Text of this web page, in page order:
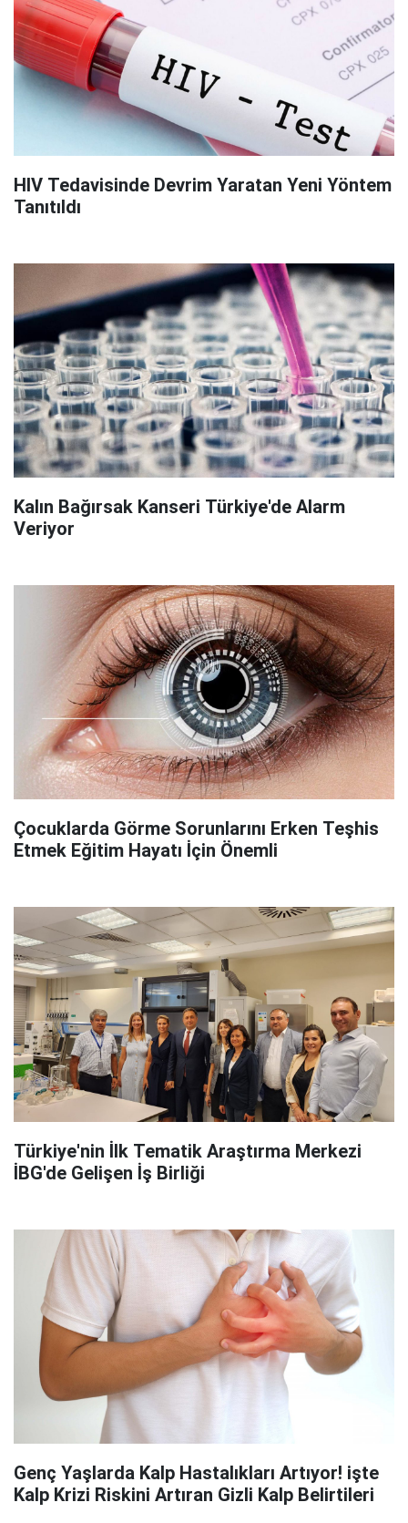
HIV Tedavisinde Devrim Yaratan Yeni Yöntem
Tanıtıldı
Kalın Bağırsak Kanseri Türkiye'de Alarm
Veriyor
Çocuklarda Görme Sorunlarını Erken Teşhis
Etmek Eğitim Hayatı İçin Önemli
Türkiye'nin İlk Tematik Araştırma Merkezi
İBG'de Gelişen İş Birliği
Genç Yaşlarda Kalp Hastalıkları Artıyor! işte
Kalp Krizi Riskini Artıran Gizli Kalp Belirtileri